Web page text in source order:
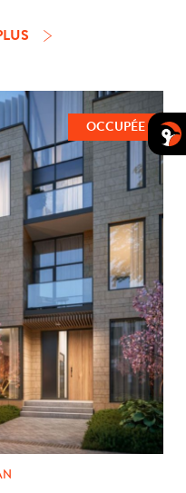
OCCUPÉE